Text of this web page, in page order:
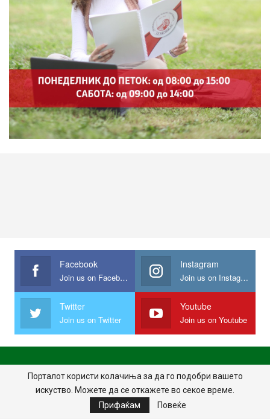
Facebook
Join us on Facebook
Instagram
Join us on Instagram
Twitter
Join us on Twitter
Youtube
Join us on Youtube
ПОЧЕТНА ПОЛИТИКА НА ПРИВАТНОСТ
ИМПРЕСУМ
ПРАВИЛА НА КОРИСТЕЊЕ
Порталот користи колачиња за да го подобри вашето
искуство. Можете да се откажете во секое време.
Прифаќам
Повеќе